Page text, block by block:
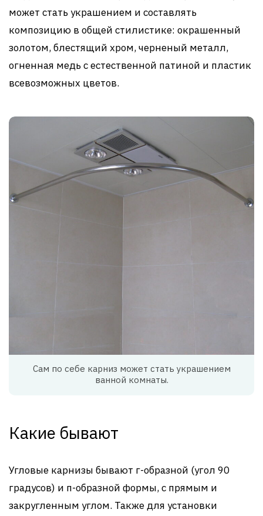
может стать украшением и составлять
композицию в общей стилистике: окрашенный
золотом, блестящий хром, черненый металл,
огненная медь с естественной патиной и пластик
всевозможных цветов.
Сам по себе карниз может стать украшением
ванной комнаты.
Какие бывают
Угловые карнизы бывают г-образной (угол 90
градусов) и п-образной формы, с прямым и
закругленным углом. Также для установки